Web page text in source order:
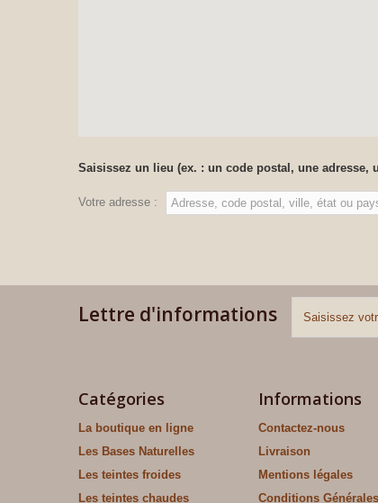
Saisissez un lieu (ex. : un code postal, une
Votre adresse :
Lettre d'informations
Catégories
La boutique en ligne
Les Bases Naturelles
Les teintes froides
Les teintes chaudes
Informations
Contactez-nous
Livraison
Mentions légales
Conditions